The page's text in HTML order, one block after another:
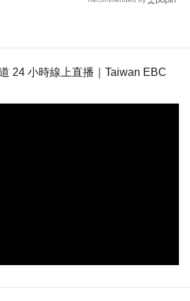
24 小時線上直播｜Taiwan EBC